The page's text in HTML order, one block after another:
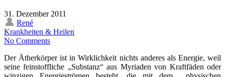
31. Dezember 2011
René
Krankheiten & Heilen
No Comments
Der Ätherkörper ist in Wirklichkeit nichts anderes als Energie, weil
seine feinstoffliche „Substanz“ aus Myriaden von Kraftfäden oder